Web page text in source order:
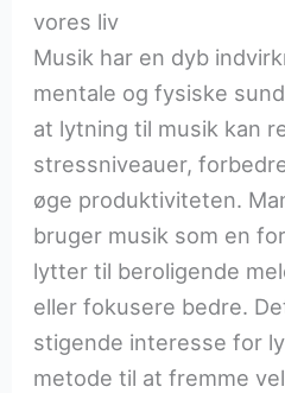
vores liv
Musik har en dyb
mentale og fysiske
at lytning til musik kan
stressniveauer,
øge produktiviteten.
bruger musik som en
lytter til beroligende
eller fokusere bedre.
stigende interesse for
metode til at fremme